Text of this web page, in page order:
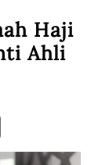
Haji
Ahli